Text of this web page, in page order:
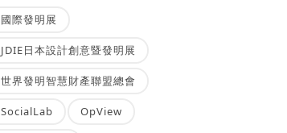
國際發明展
JDIE日本設計創意暨發明展
世界發明智慧財產聯盟總會
SocialLab OpView